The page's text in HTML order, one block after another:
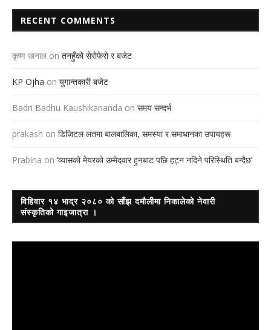
RECENT COMMENTS
कृष्ण खनाल on तनहुँको सेरोफेरो र बजेट
KP Ojha on युगान्तकारी बजेट
Badri Badhu Kaushikananda on समय सन्दर्भ
prakash on डिजिटल लतमा बालबालिका, समस्या र समाधानका उपायहरू
Prabina on ‘व्यासको मेयरको उम्मेदवार हुनबाट पछि हट्न नदिने परिस्थिति बन्दैछ’
विहिवार १४ भाद्र २०८० को साँझ दमौलीमा निकालेको नेवारी
संस्कृतिको गाइजात्रा ।